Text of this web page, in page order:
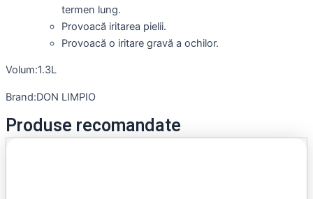
termen lung.
Provoacă iritarea pielii.
Provoacă o iritare gravă a ochilor.
Volum:1.3L
Brand:DON LIMPIO
Produse recomandate